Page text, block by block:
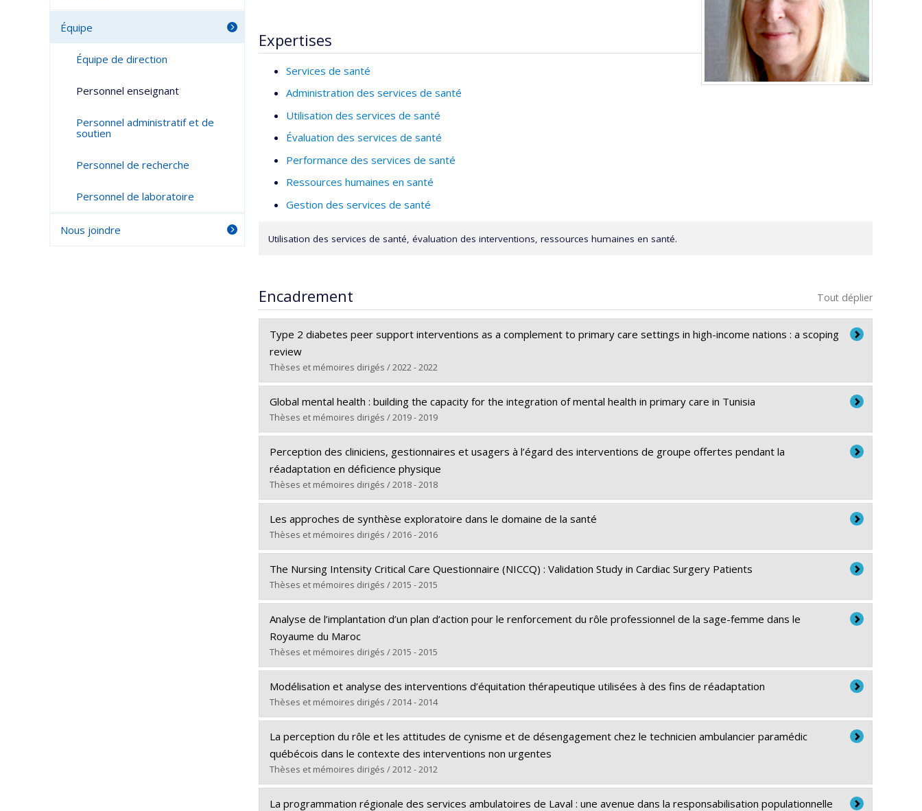
Expertises
Services de santé
Administration des services de santé
Utilisation des services de santé
Évaluation des services de santé
Performance des services de santé
Ressources humaines en santé
Gestion des services de santé
Utilisation des services de santé, évaluation des interventions, ressources humaines en santé.
Encadrement Tout déplier
Type 2 diabetes peer support interventions as a complement to primary care settings in high-income nations : a scoping
review
Thèses et mémoires dirigés / 2022 - 2022
Diplômé(e) :Lu, Sonia
Cycle : Maîtrise
Diplôme obtenu :M. Sc.
Lien vers le document dans Papyrus
Global mental health : building the capacity for the integration of mental health in primary care in Tunisia
Thèses et mémoires dirigés / 2019 - 2019
Diplômé(e) :Spagnolo, Jessica
Cycle :Doctorat
Diplôme obtenu :Ph. D.
Lien vers le document dans Papyrus
Perception des cliniciens, gestionnaires et usagers à l’égard des interventions de groupe offertes pendant la
réadaptation en déficience physique
Thèses et mémoires dirigés / 2018 - 2018
Diplômé(e) :Bélanger, Dominique
Cycle : Maîtrise
Diplôme obtenu :M. Sc.
Lien vers le document dans Papyrus
Les approches de synthèse exploratoire dans le domaine de la santé
Thèses et mémoires dirigés / 2016 - 2016
Diplômé(e) :Asseke, Didier De Lunick
Cycle : Maîtrise
Diplôme obtenu :M. Sc.
Lien vers le document dans Papyrus
The Nursing Intensity Critical Care Questionnaire (NICCQ) : Validation Study in Cardiac Surgery Patients
Thèses et mémoires dirigés / 2015 - 2015
Diplômé(e) :Champigny, Shawn
Cycle :Maîtrise
Diplôme obtenu :M. Sc.
Lien vers le document dans Papyrus
Analyse de l’implantation d’un plan d’action pour le renforcement du rôle professionnel de la sage-femme dans le
Royaume du Maroc
Thèses et mémoires dirigés / 2015 - 2015
Diplômé(e) : Abou- Malham, Sabina
Cycle : Doctorat
Diplôme obtenu :Ph. D.
Lien vers le document dans Papyrus
Modélisation et analyse des interventions d’équitation thérapeutique utilisées à des fins de réadaptation
Thèses et mémoires dirigés / 2014 - 2014
Diplômé(e) :Mainville, Carolyne
Cycle :Maîtrise
Diplôme obtenu :M. Sc.
Lien vers le document dans Papyrus
La perception du rôle et les attitudes de cynisme et de désengagement chez le technicien ambulancier paramédic
québécois dans le contexte des interventions non urgentes
Thèses et mémoires dirigés / 2012 - 2012
Diplômé(e) :Bourdon, Emmanuelle
La programmation régionale des services ambulatoires de Laval : une avenue dans la responsabilisation populationnelle
Équipe
Équipe de direction
Personnel enseignant
Personnel administratif et de
soutien
Personnel de recherche
Personnel de laboratoire
Nous joindre